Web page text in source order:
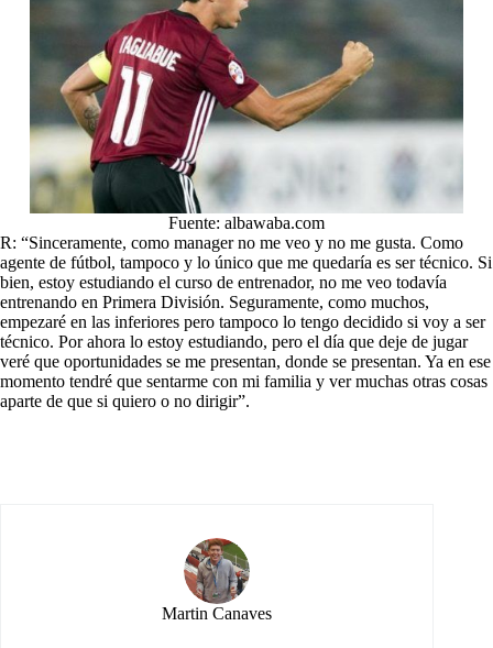
Fuente: albawaba.com
R: “Sinceramente, como manager no me veo y no me gusta. Como
agente de fútbol, tampoco y lo único que me quedaría es ser técnico. Si
bien, estoy estudiando el curso de entrenador, no me veo todavía
entrenando en Primera División. Seguramente, como muchos,
empezaré en las inferiores pero tampoco lo tengo decidido si voy a ser
técnico. Por ahora lo estoy estudiando, pero el día que deje de jugar
veré que oportunidades se me presentan, donde se presentan. Ya en ese
momento tendré que sentarme con mi familia y ver muchas otras cosas
aparte de que si quiero o no dirigir”.
Martin Canaves